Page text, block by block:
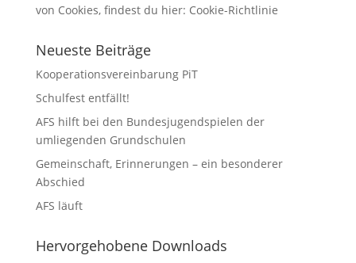
von Cookies, findest du hier: Cookie-Richtlinie
Neueste Beiträge
Kooperationsvereinbarung PiT
Schulfest entfällt!
AFS hilft bei den Bundesjugendspielen der
umliegenden Grundschulen
Gemeinschaft, Erinnerungen – ein besonderer
Abschied
AFS läuft
Hervorgehobene Downloads